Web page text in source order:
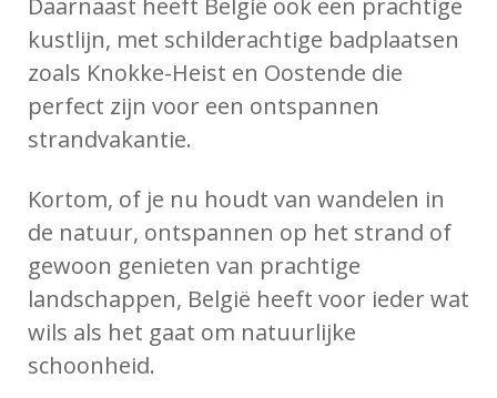
kustlijn, met schilderachtige badplaatsen
zoals Knokke-Heist en Oostende die
perfect zijn voor een ontspannen
strandvakantie.
Kortom, of je nu houdt van wandelen in
de natuur, ontspannen op het strand of
gewoon genieten van prachtige
landschappen, België heeft voor ieder wat
wils als het gaat om natuurlijke
schoonheid.